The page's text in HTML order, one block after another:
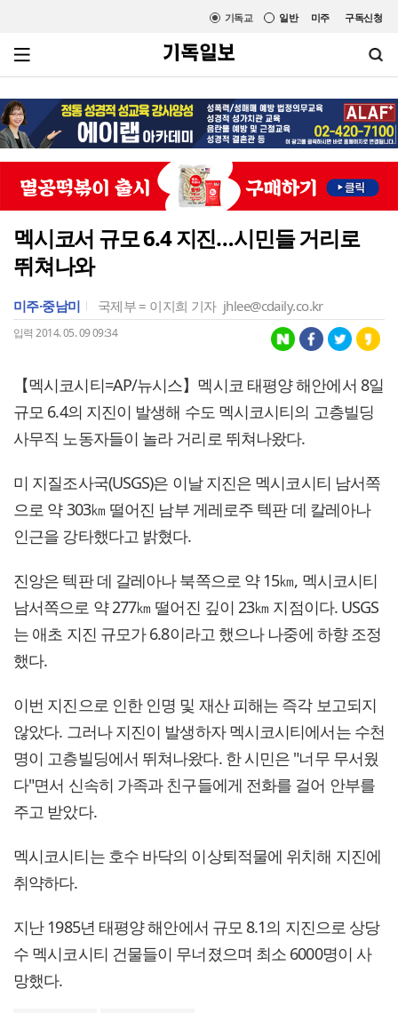
미주 구독신청
일반
기독교
멕시코서 규모 6.4 지진…시민들 거리로
뛰쳐나와
미주·중남미 국제부 = 이지희 기자 jhlee@cdaily.co.kr
입력 2014. 05. 09 09:34
【멕시코시티=AP/뉴시스】멕시코 태평양 해안에서 8일
규모 6.4의 지진이 발생해 수도 멕시코시티의 고층빌딩
사무직 노동자들이 놀라 거리로 뛰쳐나왔다.
미 지질조사국(USGS)은 이날 지진은 멕시코시티 남서쪽
으로 약 303㎞ 떨어진 남부 게레로주 텍판 데 칼레아나
인근을 강타했다고 밝혔다.
진앙은 텍판 데 갈레아나 북쪽으로 약 15㎞, 멕시코시티
남서쪽으로 약 277㎞ 떨어진 깊이 23㎞ 지점이다. USGS
는 애초 지진 규모가 6.8이라고 했으나 나중에 하향 조정
했다.
이번 지진으로 인한 인명 및 재산 피해는 즉각 보고되지
않았다. 그러나 지진이 발생하자 멕시코시티에서는 수천
명이 고층빌딩에서 뛰쳐나왔다. 한 시민은 "너무 무서웠
다"면서 신속히 가족과 친구들에게 전화를 걸어 안부를
주고 받았다.
멕시코시티는 호수 바닥의 이상퇴적물에 위치해 지진에
취약하다.
지난 1985년 태평양 해안에서 규모 8.1의 지진으로 상당
수 멕시코시티 건물들이 무너졌으며 최소 6000명이 사
망했다.